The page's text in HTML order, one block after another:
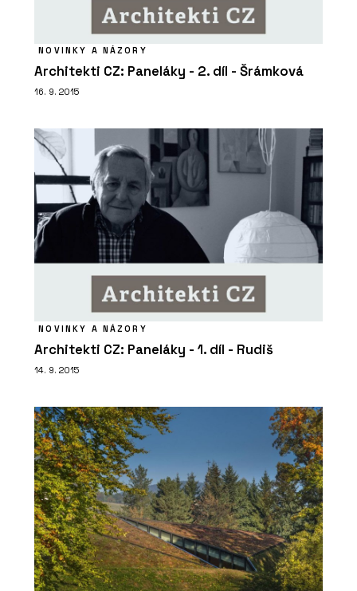
Plzeňské nádraží prošlo rekonstrukcí
a stává se moderním dopravním uzlem
PRODUKTY
Série keramických dlaždic MIXTONE -
PRODUKTY
Série dlaždic RAVE - RAKO
NOVINKY A NÁZORY
Architekti CZ: Paneláky - 2. díl - Šrámková
16. 9. 2015
NOVINKY A NÁZORY
Architekti CZ: Paneláky - 1. díl - Rudiš
14. 9. 2015